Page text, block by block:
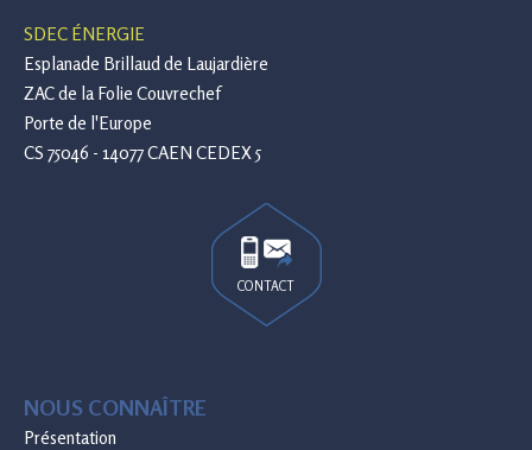
SDEC ÉNERGIE
Esplanade Brillaud de Laujardière
ZAC de la Folie Couvrechef
Porte de l'Europe
CS 75046 - 14077 CAEN CEDEX 5
CONTACT
NOUS CONNAÎTRE
Présentation